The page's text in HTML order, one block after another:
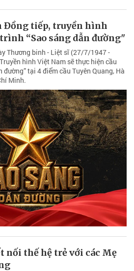
Đồng tiếp, truyền hình
“Sao sáng dẫn đường"
Thương binh - Liệt sĩ (27/7/1947 -
hình Việt Nam sẽ thực hiện cầu
đường” tại 4 điểm cầu Tuyên Quang, Hà
Minh.
nối thế hệ trẻ với các Mẹ